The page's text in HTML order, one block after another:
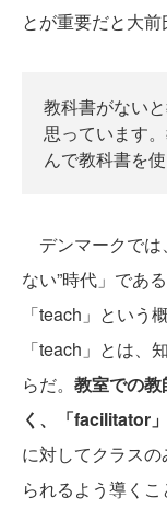
とが重要だと大前
教科書がない
思っています
んで教科書を
デンマークでは
ない”時代」であ
「teach」という
「teach」とは、
らだ。 教室での
く、「facilitator」
に対してクラス
られるよう導く